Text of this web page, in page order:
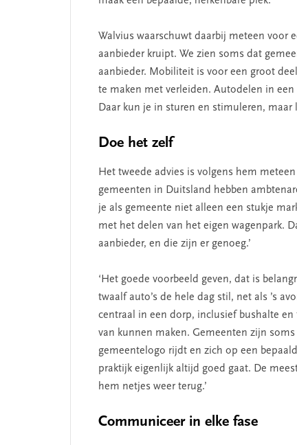
Walvius waarschuwt daarbij meteen voor
aanbieder kruipt. We zien soms dat
aanbieder. Mobiliteit is voor een groot
te maken met verleiden. Autodelen in
Daar kun je in sturen en stimuleren, maar
Doe het zelf
Het tweede advies is volgens hem
gemeenten in Duitsland hebben
je als gemeente niet alleen een stukje
met het delen van het eigen wagenpark.
aanbieder, en die zijn er genoeg.’
‘Het goede voorbeeld geven, dat is
twaalf auto’s de hele dag stil, net als ’s
centraal in een dorp, inclusief bushalte
van kunnen maken. Gemeenten zijn
gemeentelogo rijdt en zich op een
praktijk eigenlijk altijd goed gaat. De
hem netjes weer terug.’
Communiceer in elke fase